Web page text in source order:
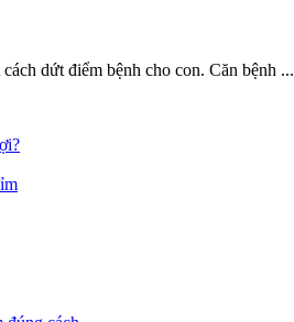
dứt điểm bệnh cho con. Căn bệnh ...